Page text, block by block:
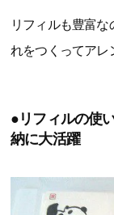
リフィルも豊富
れをつくってアレ
●リフィルの使
納に大活躍